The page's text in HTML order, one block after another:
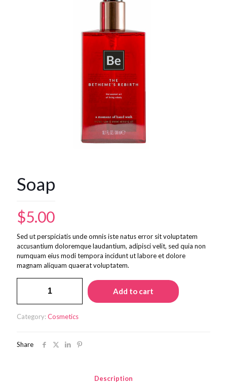
Soap
$5.00
Sed ut perspiciatis unde omnis iste natus error sit voluptatem
accusantium doloremque laudantium, adipisci velit, sed quia non
numquam eius modi tempora incidunt ut labore et dolore
magnam aliquam quaerat voluptatem.
Add to cart
Category:Cosmetics
Share
Description